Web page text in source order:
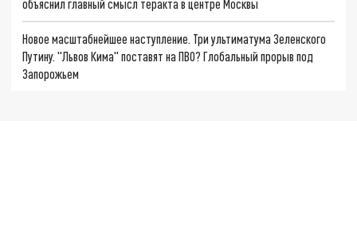
объяснил главный смысл теракта в центре Москвы
Новое масштабнейшее наступление. Три ультиматума Зеленского
Путину. "Львов Кима" поставят на ПВО? Глобальный прорыв под
Запорожьем